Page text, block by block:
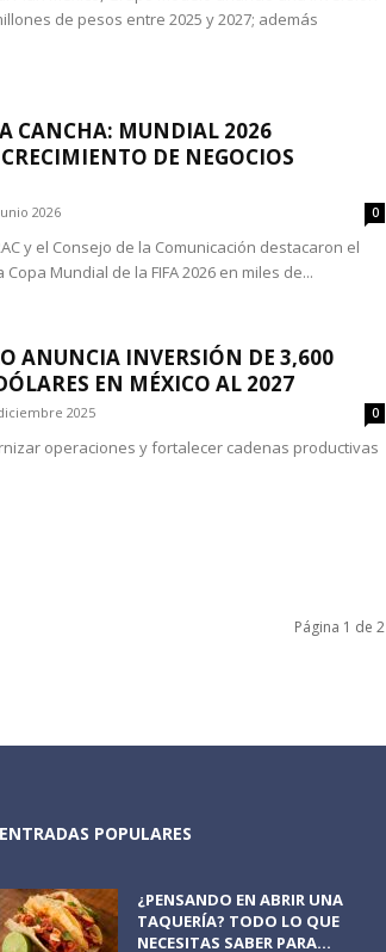
de pesos entre 2025 y 2027; además
CANCHA: MUNDIAL 2026
DE NEGOCIOS
2026 0
y el Consejo de la Comunicación destacaron el
Mundial de la FIFA 2026 en miles de...
ANUNCIA INVERSIÓN DE 3,600
EN MÉXICO AL 2027
2025 0
operaciones y fortalecer cadenas productivas
Página 1 de 2
ENTRADAS POPULARES
¿PENSANDO EN ABRIR UNA
TAQUERÍA? TODO LO QUE
NECESITAS SABER PARA...